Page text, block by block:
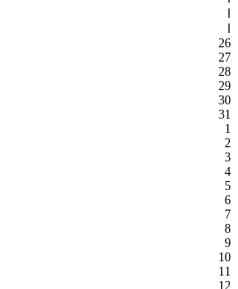
ا
ا
26
27
28
29
30
31
1
2
3
4
5
6
7
8
9
10
11
12